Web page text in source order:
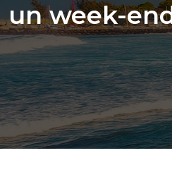
un week-